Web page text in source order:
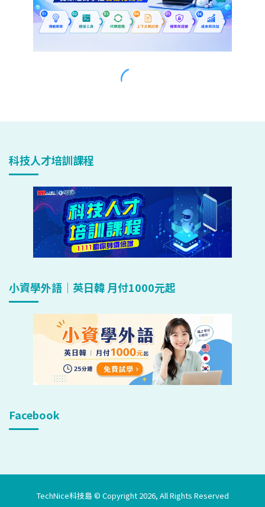
科技人才培訓課程
小資學外語｜英日韓 月付1000元起
Facebook
TechNice科技島 © Copyright 2026, All Rights Reserved